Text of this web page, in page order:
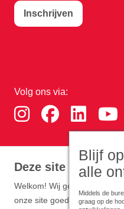
Deze site gebruikt
Welkom! Wij gebruiken
onze site goed te laten
Inschrijven
Volg ons via:
Download de RTHA app:
Blijf
alle
Middels de
graag op de